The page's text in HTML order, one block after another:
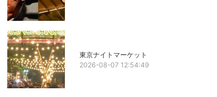
東京ナイトマーケット
2026-08-07 12:54:49